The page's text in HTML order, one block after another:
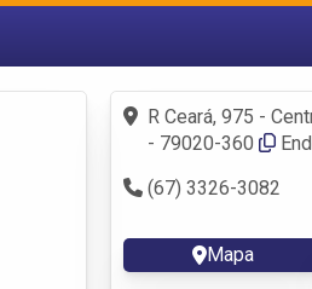
Fazer login
Criar conta
R Ceará, 975 -
- 79020-360
(67) 3326-3082
Mapa